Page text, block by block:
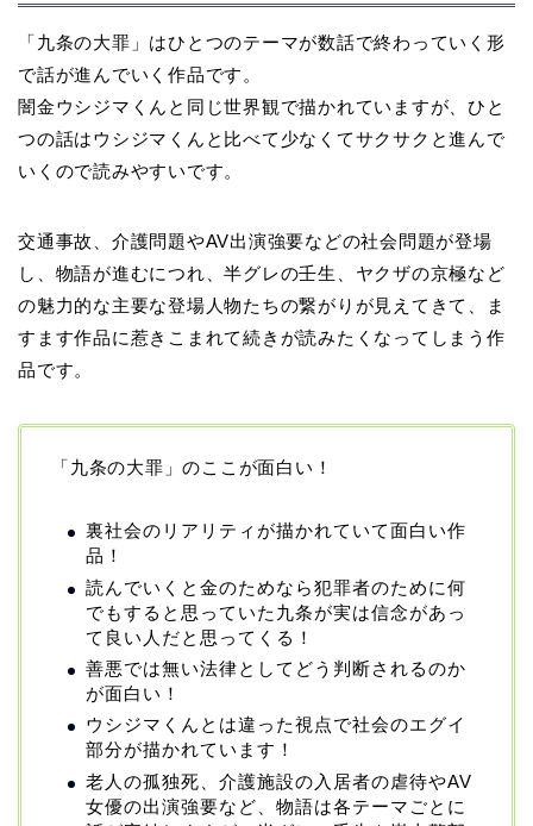
「九条の大罪」はひとつのテーマが数話で終わっていく形
で話が進んでいく作品です。
闇金ウシジマくんと同じ世界観で描かれていますが、ひと
つの話はウシジマくんと比べて少なくてサクサクと進んで
いくので読みやすいです。
交通事故、介護問題やAV出演強要などの社会問題が登場
し、物語が進むにつれ、半グレの壬生、ヤクザの京極など
の魅力的な主要な登場人物たちの繋がりが見えてきて、ま
すます作品に惹きこまれて続きが読みたくなってしまう作
品です。
「九条の大罪」のここが面白い！
裏社会のリアリティが描かれていて面白い作
品！
読んでいくと金のためなら犯罪者のために何
でもすると思っていた九条が実は信念があっ
て良い人だと思ってくる！
善悪では無い法律としてどう判断されるのか
が面白い！
ウシジマくんとは違った視点で社会のエグイ
部分が描かれています！
老人の孤独死、介護施設の入居者の虐待やAV
女優の出演強要など、物語は各テーマごとに